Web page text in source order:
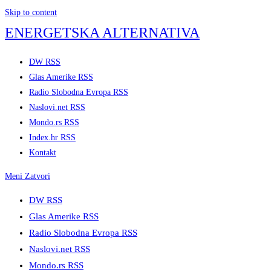
Skip to content
ENERGETSKA ALTERNATIVA
DW RSS
Glas Amerike RSS
Radio Slobodna Evropa RSS
Naslovi.net RSS
Mondo.rs RSS
Index.hr RSS
Kontakt
Meni Zatvori
DW RSS
Glas Amerike RSS
Radio Slobodna Evropa RSS
Naslovi.net RSS
Mondo.rs RSS